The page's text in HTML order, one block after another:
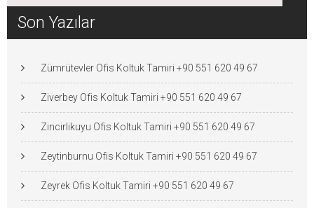
Son Yazılar
Zümrütevler Ofis Koltuk Tamiri +90 551 620 49 67
Ziverbey Ofis Koltuk Tamiri +90 551 620 49 67
Zincirlikuyu Ofis Koltuk Tamiri +90 551 620 49 67
Zeytinburnu Ofis Koltuk Tamiri +90 551 620 49 67
Zeyrek Ofis Koltuk Tamiri +90 551 620 49 67